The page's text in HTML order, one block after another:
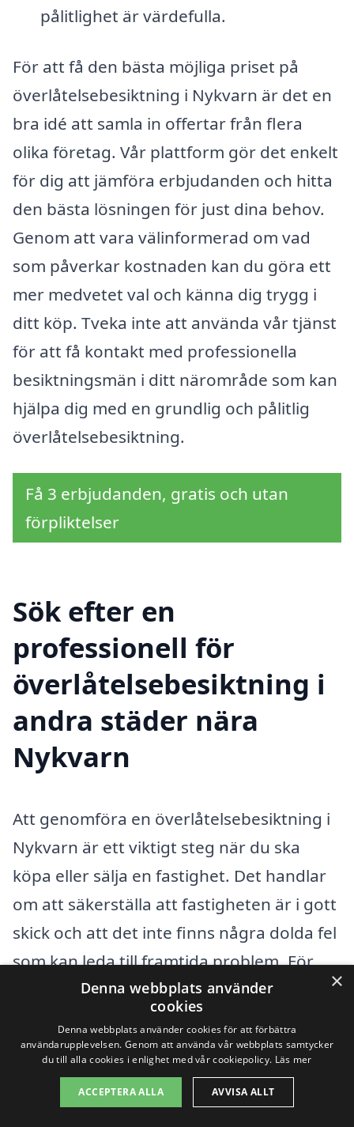
pålitlighet är värdefulla.
För att få den bästa möjliga priset på
överlåtelsebesiktning i Nykvarn är det en
bra idé att samla in offertar från flera
olika företag. Vår plattform gör det enkelt
för dig att jämföra erbjudanden och hitta
den bästa lösningen för just dina behov.
Genom att vara välinformerad om vad
som påverkar kostnaden kan du göra ett
mer medvetet val och känna dig trygg i
ditt köp. Tveka inte att använda vår tjänst
för att få kontakt med professionella
besiktningsmän i ditt närområde som kan
hjälpa dig med en grundlig och pålitlig
överlåtelsebesiktning.
Få 3 erbjudanden, gratis och utan
förpliktelser
Sök efter en
professionell för
överlåtelsebesiktning i
andra städer nära
Nykvarn
Att genomföra en överlåtelsebesiktning i
Nykvarn är ett viktigt steg när du ska
köpa eller sälja en fastighet. Det handlar
om att säkerställa att fastigheten är i gott
skick och att det inte finns några dolda fel
som kan leda till framtida problem. För
många kan det vara en utmaning att hitta
rätt firma för denna besiktning, särskilt
om du står inför ett av de mest
betydelsefulla besluten i ditt liv. Överväg
att också söka efter företag som erbjuder
×
Denna webbplats använder
cookies
Denna webbplats använder cookies för att förbättra
användarupplevelsen. Genom att använda vår webbplats samtycker
du till alla cookies i enlighet med vår cookiepolicy. Läs mer
ACCEPTERA ALLA AVVISA ALLT